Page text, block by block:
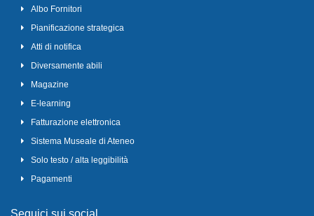
Albo Fornitori
Pianificazione strategica
Atti di notifica
Diversamente abili
Magazine
E-learning
Fatturazione elettronica
Sistema Museale di Ateneo
Solo testo / alta leggibilità
Pagamenti